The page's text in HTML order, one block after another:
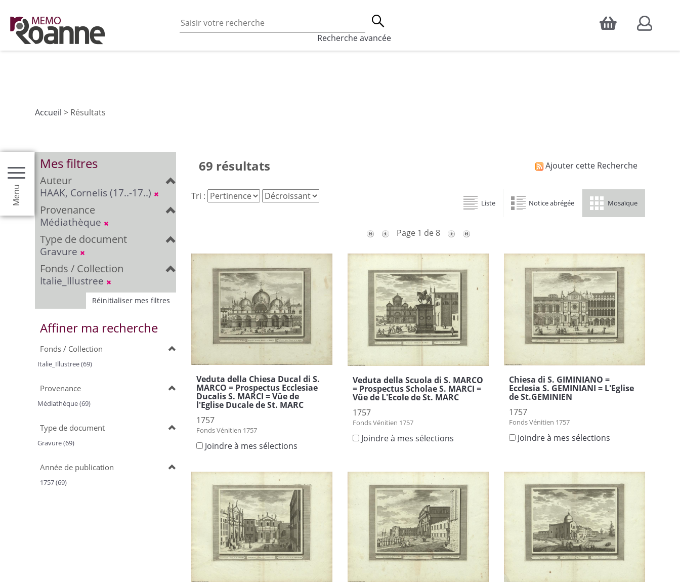
Accepter
En poursuivant votre navigation sur ce site vous acceptez l’utilisation des cookies, qui sont utilisés à des fins de statistiques d'audience, ainsi que pour
les fonctionnalités de partages de contenu sur les réseaux sociaux.
Recherche avancée
Menu
Accueil > Résultats
Mes filtres
Auteur
HAAK, Cornelis (17..-17..)
Provenance
Médiathèque
Type de document
Gravure
Fonds / Collection
Italie_Illustree
Réinitialiser mes filtres
Affiner ma recherche
Fonds / Collection
Italie_Illustree (69)
Provenance
Médiathèque (69)
Type de document
Gravure (69)
Année de publication
1757 (69)
69 résultats Ajouter cette Recherche
Tri :
Liste Notice abrégée Mosaïque
Page 1 de 8
Veduta della Chiesa Ducal di S.
MARCO = Prospectus Ecclesiae
Ducalis S. MARCI = Vûe de
l'Eglise Ducale de St. MARC
1757
Fonds Vénitien 1757
Joindre à mes sélections
Veduta della Scuola di S. MARCO
= Prospectus Scholae S. MARCI =
Vûe de L'Ecole de St. MARC
1757
Fonds Vénitien 1757
Joindre à mes sélections
Chiesa di S. GIMINIANO =
Ecclesia S. GEMINIANI = L'Eglise
de St.GEMINIEN
1757
Fonds Vénitien 1757
Joindre à mes sélections